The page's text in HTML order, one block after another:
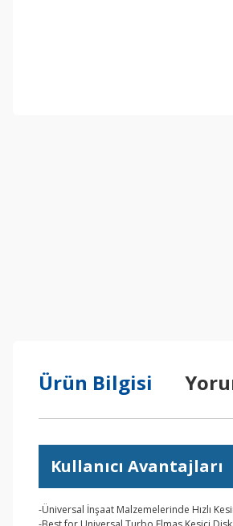
Ürün Bilgisi
Kullanıcı Avantajları
-Üniversal İnşaat Malzemelerinde Hızlı